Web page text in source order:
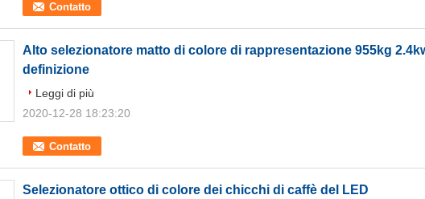
Contatto
Alto selezionatore matto di colore di rappresentazione 955kg
definizione
Contatto
Leggi di più
2020-12-28 18:23:20
Selezionatore ottico di colore dei chicchi di caffè del LED